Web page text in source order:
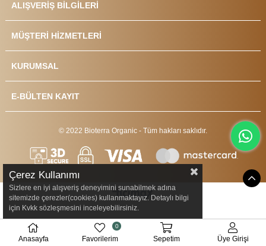
ALIŞVERİŞ BİLGİLERİ
MÜŞTERİ HİZMETLERİ
KURUMSAL
E-BÜLTEN KAYIT
© 2022 Bioterra Organic - Tüm hakları saklıdır.
Çerez Kullanımı
Sizlere en iyi alışveriş deneyimini sunabilmek adına
sitemizde çerezler(cookies) kullanmaktayız. Detaylı bilgi
için Kvkk sözleşmesini inceleyebilirsiniz.
Anasayfa Favorilerim
0
Sepetim Üye Girişi